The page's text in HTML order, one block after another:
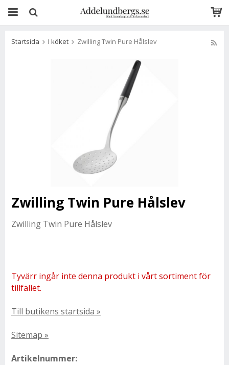
Startsida I köket Zwilling Twin Pure Hålslev
Zwilling Twin Pure Hålslev
Zwilling Twin Pure Hålslev
Tyvärr ingår inte denna produkt i vårt sortiment för
tillfället.
Till butikens startsida »
Sitemap »
Artikelnummer: